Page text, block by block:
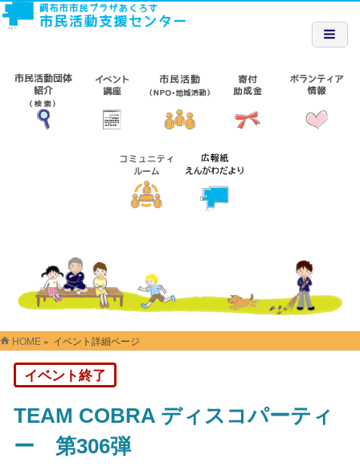
HOME » イベント詳細ページ
イベント終了
TEAM COBRA ディスコパーティ
ー 第306弾